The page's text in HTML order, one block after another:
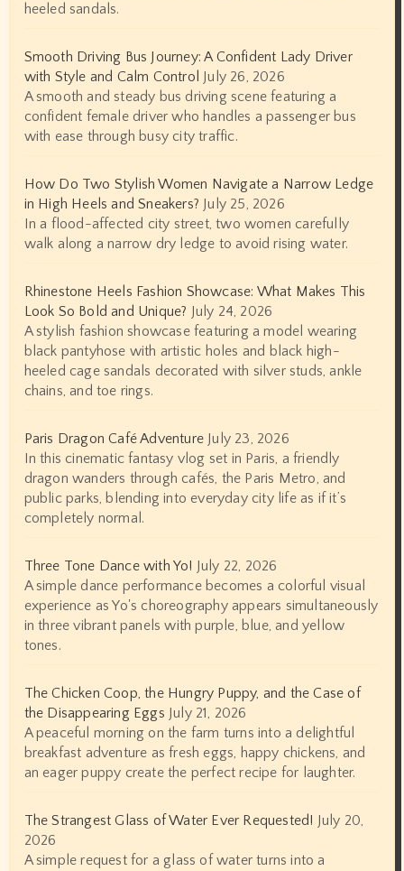
heeled sandals.
Smooth Driving Bus Journey: A Confident Lady Driver
with Style and Calm Control July 26, 2026
A smooth and steady bus driving scene featuring a
confident female driver who handles a passenger bus
with ease through busy city traffic.
How Do Two Stylish Women Navigate a Narrow Ledge
in High Heels and Sneakers? July 25, 2026
In a flood-affected city street, two women carefully
walk along a narrow dry ledge to avoid rising water.
Rhinestone Heels Fashion Showcase: What Makes This
Look So Bold and Unique? July 24, 2026
A stylish fashion showcase featuring a model wearing
black pantyhose with artistic holes and black high-
heeled cage sandals decorated with silver studs, ankle
chains, and toe rings.
Paris Dragon Café Adventure July 23, 2026
In this cinematic fantasy vlog set in Paris, a friendly
dragon wanders through cafés, the Paris Metro, and
public parks, blending into everyday city life as if it’s
completely normal.
Three Tone Dance with Yo! July 22, 2026
A simple dance performance becomes a colorful visual
experience as Yo's choreography appears simultaneously
in three vibrant panels with purple, blue, and yellow
tones.
The Chicken Coop, the Hungry Puppy, and the Case of
the Disappearing Eggs July 21, 2026
A peaceful morning on the farm turns into a delightful
breakfast adventure as fresh eggs, happy chickens, and
an eager puppy create the perfect recipe for laughter.
The Strangest Glass of Water Ever Requested! July 20,
2026
A simple request for a glass of water turns into a